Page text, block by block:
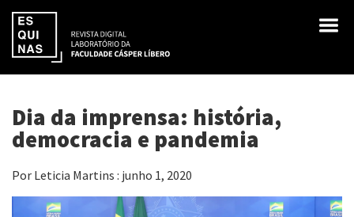
Dia da imprensa: história,
democracia e pandemia
Por Leticia Martins : junho 1, 2020